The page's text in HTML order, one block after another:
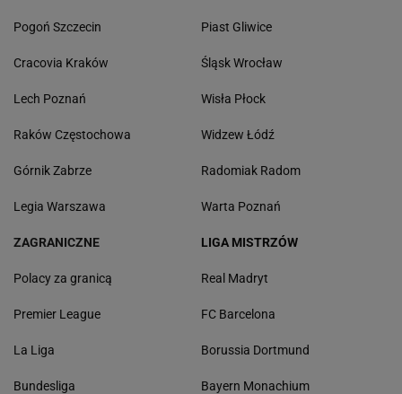
Pogoń Szczecin
Cracovia Kraków
Lech Poznań
Raków Częstochowa
Górnik Zabrze
Legia Warszawa
Piast Gliwice
Śląsk Wrocław
Wisła Płock
Widzew Łódź
Radomiak Radom
Warta Poznań
ZAGRANICZNE
Polacy za granicą
Premier League
La Liga
Bundesliga
LIGA MISTRZÓW
Real Madryt
FC Barcelona
Borussia Dortmund
Bayern Monachium